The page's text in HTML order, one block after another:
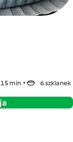
min 6 szklanek